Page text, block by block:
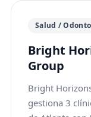
padres, y
basura y
voluntarios
gratuitas
solo a la
los plazos de
Salud /
Bright
Group
Bright
gestiona 3